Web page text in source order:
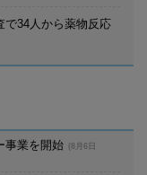
34人から薬物反応
事業を開始
(8月6日